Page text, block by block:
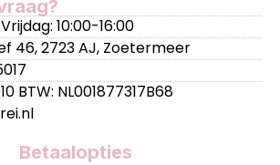
10:00-16:00
46, 2723 AJ, Zoetermeer
BTW: NL001877317B68
Betaalopties